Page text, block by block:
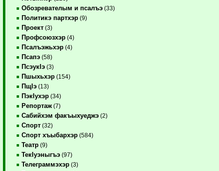
Обозревателым и псалъэ (33)
Политикэ партхэр (9)
Проект (3)
Профсоюзхэр (4)
Псалъэжьхэр (4)
Псапэ (58)
ПсэукIэ (3)
Пшыхьхэр (154)
ПщIэ (13)
ПэкIухэр (34)
Репортаж (7)
Сабийхэм факъыхуеджэ (2)
Спорт (32)
Спорт хъыбархэр (584)
Театр (9)
ТекIуэныгъэ (97)
Телеграммэхэр (3)